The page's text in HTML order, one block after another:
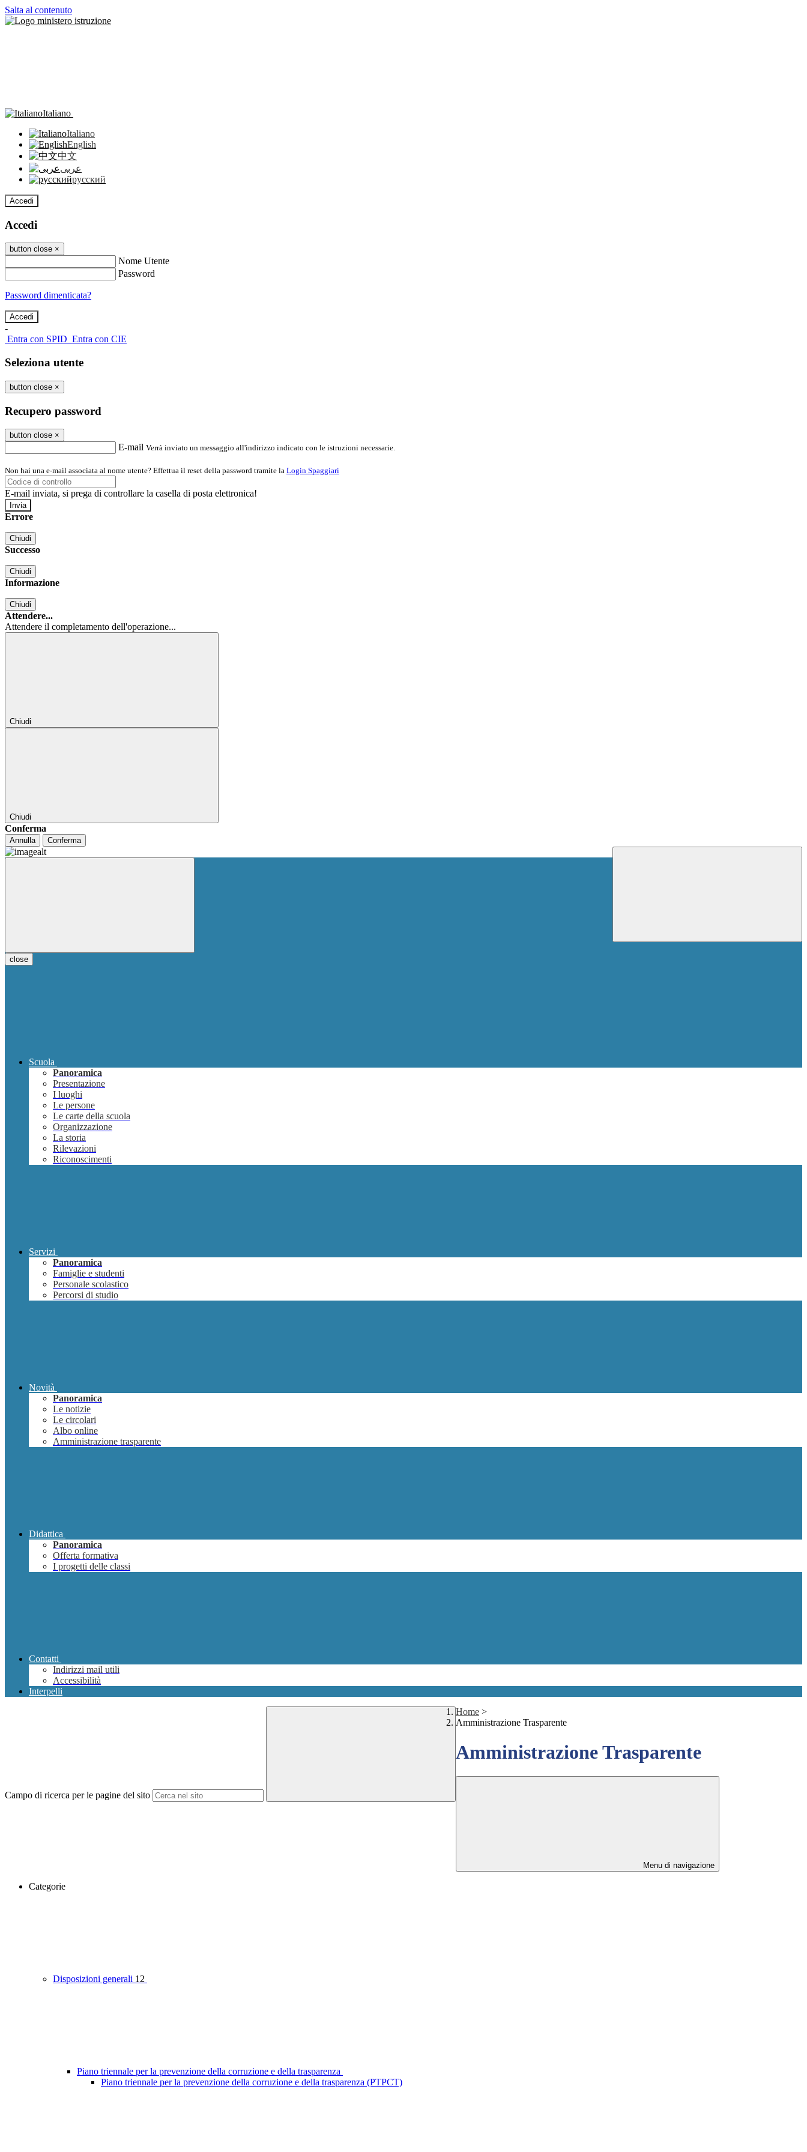
Salta al contenuto
Italiano
Italiano
English
中文
عربى
русский
Accedi
Accedi
button close ×
Nome Utente
Password
Password dimenticata?
-
Entra con SPID Entra con CIE
Seleziona utente
button close ×
Recupero password
button close ×
E-mail Verrà inviato un messaggio all'indirizzo indicato con le istruzioni necessarie.
Non hai una e-mail associata al nome utente? Effettua il reset della password tramite la Login Spaggiari
E-mail inviata, si prega di controllare la casella di posta elettronica!
Errore
Chiudi
Successo
Chiudi
Informazione
Chiudi
Attendere...
Attendere il completamento dell'operazione...
Chiudi
Chiudi
Conferma
Annulla Conferma
close
Scuola
Panoramica
Presentazione
I luoghi
Le persone
Le carte della scuola
Organizzazione
La storia
Rilevazioni
Riconoscimenti
Servizi
Panoramica
Famiglie e studenti
Personale scolastico
Percorsi di studio
Novità
Panoramica
Le notizie
Le circolari
Albo online
Amministrazione trasparente
Didattica
Panoramica
Offerta formativa
I progetti delle classi
Contatti
Indirizzi mail utili
Accessibilità
Interpelli
Campo di ricerca per le pagine del sito
Home >
Amministrazione Trasparente
Amministrazione Trasparente
Menu di navigazione
Categorie
Disposizioni generali 12
Piano triennale per la prevenzione della corruzione e della trasparenza
Piano triennale per la prevenzione della corruzione e della trasparenza (PTPCT)